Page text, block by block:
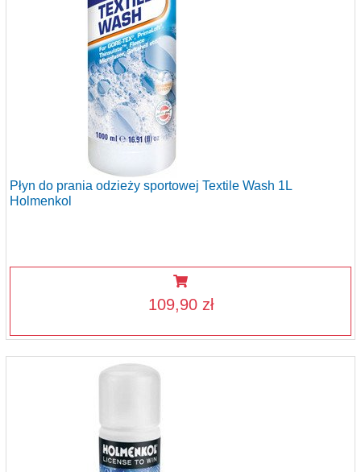
Płyn do prania odzieży sportowej Textile Wash 1L
Holmenkol
109,90 zł